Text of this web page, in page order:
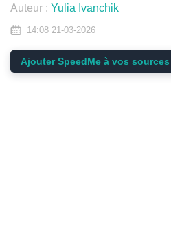
Auteur : Yulia Ivanchik
14:08 21-03-2026
Ajouter SpeedMe à vos